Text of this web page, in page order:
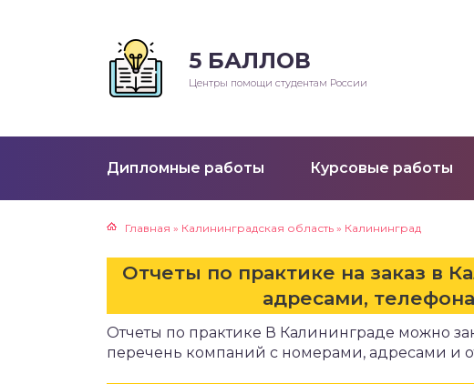
5 БАЛЛОВ
Центры помощи студентам России
Дипломные работы Курсовые работы
Главная » Калининградская область » Калининград
Отчеты по практике на заказ в
адресами,
Отчеты по практике В Калининграде можно
перечень компаний с номерами, адресами и
работы
работы